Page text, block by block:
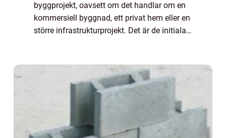
byggprojekt, oavsett om det handlar om en
kommersiell byggnad, ett privat hem eller en
större infrastrukturprojekt. Det är de initiala